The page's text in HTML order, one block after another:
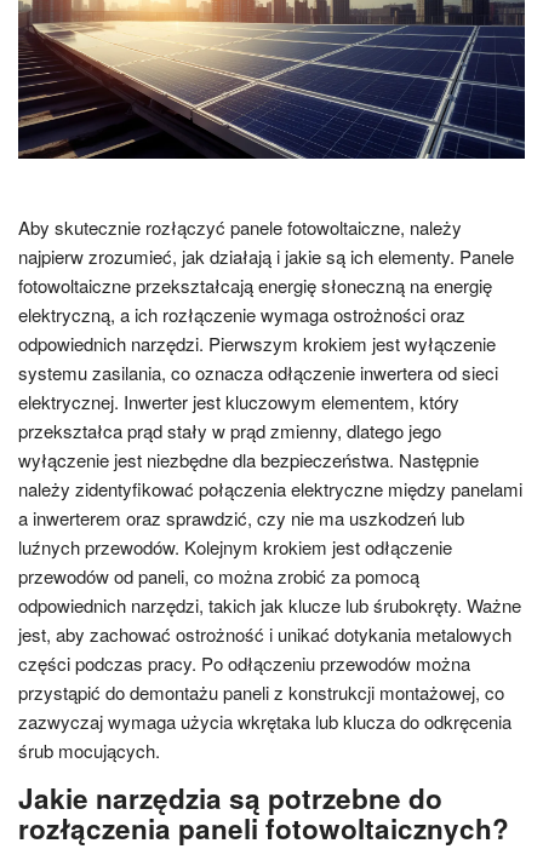
Aby skutecznie rozłączyć panele fotowoltaiczne, należy
najpierw zrozumieć, jak działają i jakie są ich elementy. Panele
fotowoltaiczne przekształcają energię słoneczną na energię
elektryczną, a ich rozłączenie wymaga ostrożności oraz
odpowiednich narzędzi. Pierwszym krokiem jest wyłączenie
systemu zasilania, co oznacza odłączenie inwertera od sieci
elektrycznej. Inwerter jest kluczowym elementem, który
przekształca prąd stały w prąd zmienny, dlatego jego
wyłączenie jest niezbędne dla bezpieczeństwa. Następnie
należy zidentyfikować połączenia elektryczne między panelami
a inwerterem oraz sprawdzić, czy nie ma uszkodzeń lub
luźnych przewodów. Kolejnym krokiem jest odłączenie
przewodów od paneli, co można zrobić za pomocą
odpowiednich narzędzi, takich jak klucze lub śrubokręty. Ważne
jest, aby zachować ostrożność i unikać dotykania metalowych
części podczas pracy. Po odłączeniu przewodów można
przystąpić do demontażu paneli z konstrukcji montażowej, co
zazwyczaj wymaga użycia wkrętaka lub klucza do odkręcenia
śrub mocujących.
Jakie narzędzia są potrzebne do
rozłączenia paneli fotowoltaicznych?